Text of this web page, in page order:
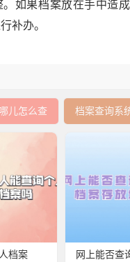
如果档案放在手中造
补办。
儿怎么查 档案查询系
档案
网上能否查